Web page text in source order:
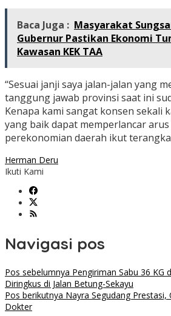
Baca Juga : Masyarakat
Gubernur Pastikan Ekonomi
Kawasan KEK TAA
“Sesuai janji saya jalan-jalan yang
tanggung jawab provinsi saat ini
Kenapa kami sangat konsen sekali
yang baik dapat memperlancar
perekonomian daerah ikut
Herman Deru
Ikuti Kami
Navigasi pos
Pos sebelumnya Pengiriman Sabu 36 KG
Diringkus di Jalan Betung-Sekayu
Pos berikutnya Nayra Segudang Prestasi,
Dokter